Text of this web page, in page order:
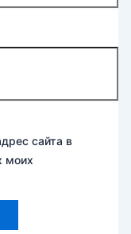
сайта в
моих